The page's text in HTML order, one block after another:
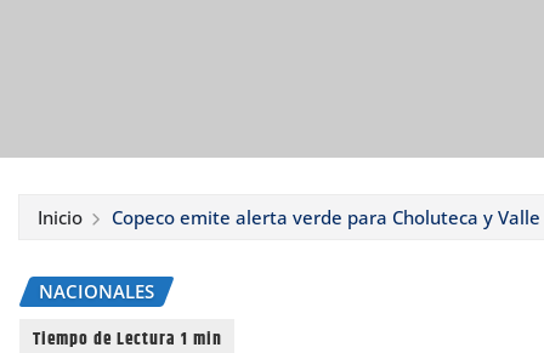
Inicio Copeco emite alerta verde para Choluteca y
NACIONALES